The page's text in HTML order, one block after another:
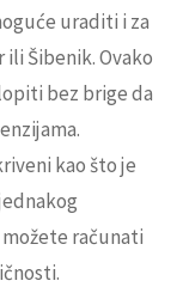
uraditi i za
Šibenik. Ovako
bez brige da
kao što je
računati